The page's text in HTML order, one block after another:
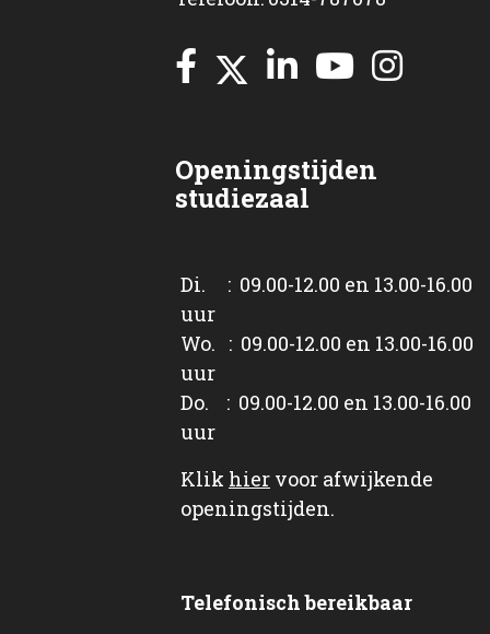
Openingstijden
studiezaal
Di. : 09.00-12.00 en 13.00-16.00
uur
Wo. : 09.00-12.00 en 13.00-16.00
uur
Do. : 09.00-12.00 en 13.00-16.00
uur
Klik hier voor afwijkende
openingstijden.
Telefonisch bereikbaar